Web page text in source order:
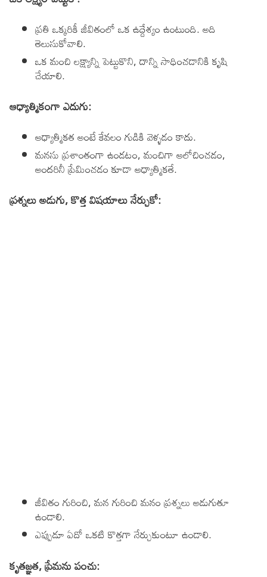
ప్రతి ఒక్కరికీ జీవితంలో ఒక ఉద్దేశ్యం ఉంటుంది. అది
తెలుసుకోవాలి.
ఒక మంచి లక్ష్యాన్ని పెట్టుకొని, దాన్ని సాధించడానికి కృషి
చేయాలి.
ఆధ్యాత్మికంగా ఎదుగు:
ఆధ్యాత్మికత అంటే కేవలం గుడికి వెళ్ళడం కాదు.
మనసు ప్రశాంతంగా ఉండటం, మంచిగా ఆలోచించడం,
అందరినీ ప్రేమించడం కూడా ఆధ్యాత్మికతే.
ప్రశ్నలు అడుగు, కొత్త విషయాలు నేర్చుకో:
జీవితం గురించి, మన గురించి మనం ప్రశ్నలు అడుగుతూ
ఉండాలి.
ఎప్పుడూ ఏదో ఒకటి కొత్తగా నేర్చుకుంటూ ఉండాలి.
కృతజ్ఞత, ప్రేమను పంచు: